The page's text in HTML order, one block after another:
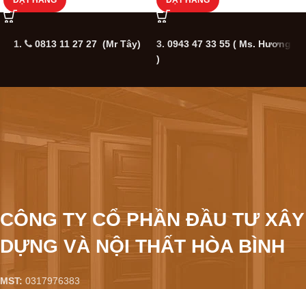
1. 0813 11 27 27 (Mr Tây) 3. 0943 47 33 55 ( Ms. Hương
)
CÔNG TY CỔ PHẦN ĐẦU TƯ XÂY
DỰNG VÀ NỘI THẤT HÒA BÌNH
MST: 0317976383